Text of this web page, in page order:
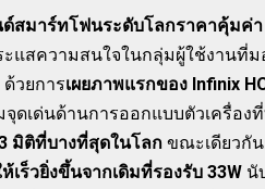
สมาร์ทโฟนระดับโลกราคาคุ้มค่
ะแสความสนใจในกลุ่มผู้ใช้งานที่
วยการเผยภาพแรกของ Infinix
ดเด่นด้านการออกแบบตัวเครื่องที่
มิติที่บางที่สุดในโลก ขณะเดียวกั
เร็วยิ่งขึ้นจากเดิมที่รองรับ 33W นั